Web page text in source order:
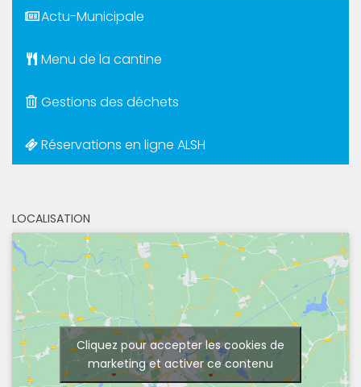
Actu-Municipale
Menu de la cantine
Gestions des déchets
Réservations en ligne ALSH
LOCALISATION
Cliquez pour accepter les cookies de
marketing et activer ce contenu